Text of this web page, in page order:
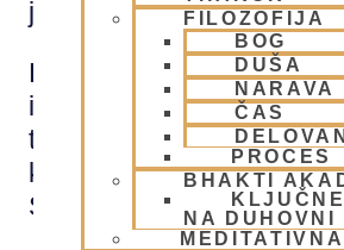
FILOZOFIJA
BOG
DUŠA
NARAVA
ČAS
PROCES
BHAKTI
NA DUHOVNI
je delovala samo kratek
Leta 1959 je sprejel red
imenovan sannyasa, ter
tempelj Radha-Damodara
kjer je začel pisati
Šrimad-Bhagavatam.